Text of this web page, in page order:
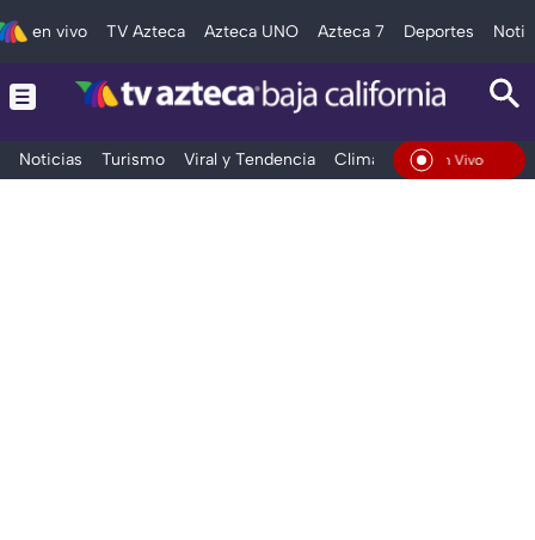
en vivo TV Azteca Azteca UNO Azteca 7 Deportes
Noticias Turismo Viral y Tendencia Clima Deportes
En Vivo